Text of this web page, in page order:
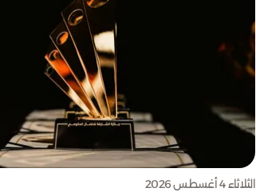
الثلاثاء 4 أغسطس 2026